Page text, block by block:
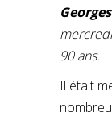
90 ans.
Il était